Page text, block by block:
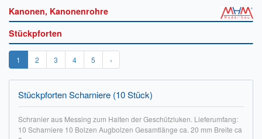
BL-Motor Finder
Schiffsschrauben Finder
Luftschrauben Finder
Sendungsverfolgung DHL
Kanonen, Kanonenrohre
Stückpforten
1 2 3 4 5 ›
Stückpforten Scharniere (10 Stück)
Schranier aus Messing zum Halten der Geschützluken. Lieferumfang:
10 Scharniere 10 Bolzen Augbolzen Gesamtlänge ca. 20 mm Breite ca